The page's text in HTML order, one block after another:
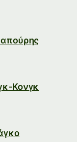
Κονγκ